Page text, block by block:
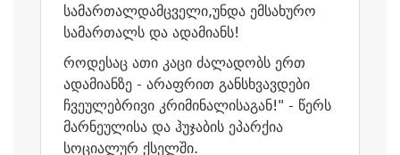
სამართალდამცველი,უნდა ემსახურო
სამართალს და ადამიანს!
როდესაც ათი კაცი ძალადობს ერთ
ადამიანზე - არაფრით განსხვავდები
ჩვეულებრივი კრიმინალისაგან!" - წერს
მარნეულისა და ჰუჯაბის ეპარქია
სოციალურ ქსელში.